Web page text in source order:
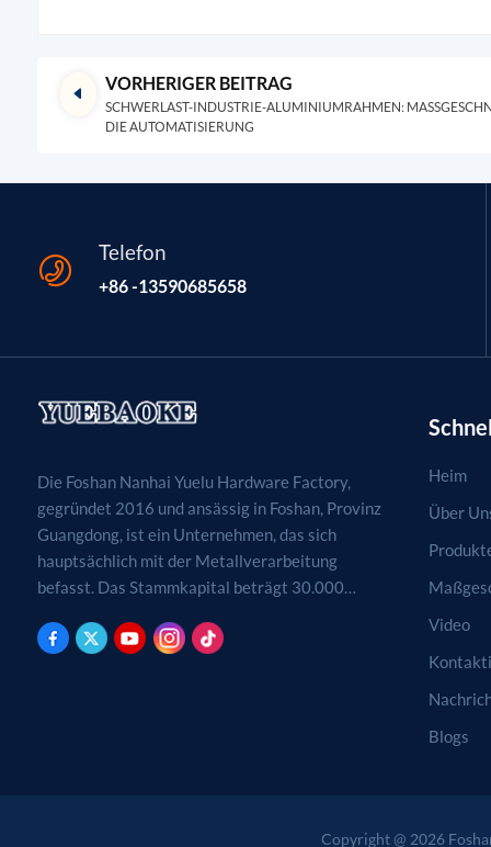
VORHERIGER BEITRAG
SCHWERLAST-INDUSTRIE-ALUMINIUMRAHMEN:
IE AUTOMATISIERUNG
Telefon
+86 -13590685658
Die Foshan Nanhai Yuelu Hardware Factory,
gegründet 2016 und ansässig in Foshan, Provinz
Guangdong, ist ein Unternehmen, das sich
hauptsächlich mit der Metallverarbeitung
befasst. Das Stammkapital beträgt 30.000
Produktion und der Vertrieb von
Heim
Über
Video
Blogs
Copyright @ 2026